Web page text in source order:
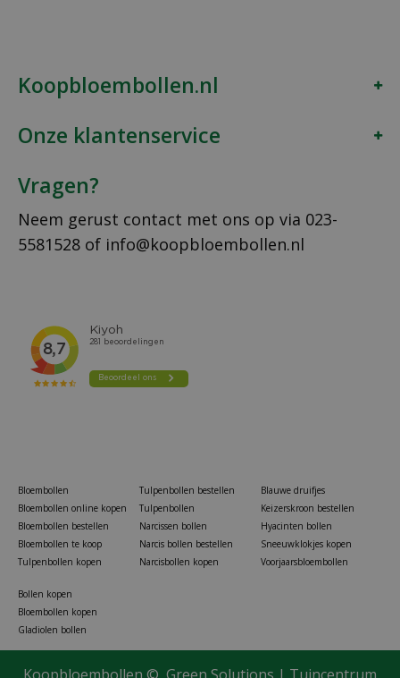
Koopbloembollen.nl
Onze klantenservice
Vragen?
Neem gerust contact met ons op via 023-
5581528 of info@koopbloembollen.nl
Bloembollen
Bloembollen online kopen
Bloembollen bestellen
Bloembollen te koop
Tulpenbollen kopen
Tulpenbollen bestellen
Tulpenbollen
Narcissen bollen
Narcis bollen bestellen
Narcisbollen kopen
Blauwe druifjes
Keizerskroon bestellen
Hyacinten bollen
Sneeuwklokjes kopen
Voorjaarsbloembollen
Bollen kopen
Bloembollen kopen
Gladiolen bollen